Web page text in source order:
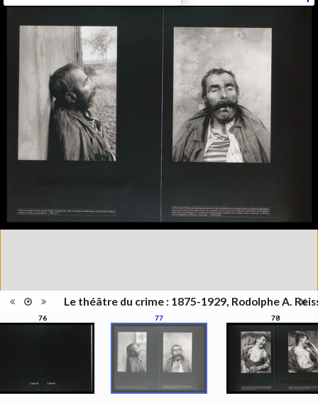
Le théâtre du crime : 1875-1929, Rodolphe A.
76 77 78
Presses polytechniques et
Lausanne
2009
Information
Publié à l'occasion de
l'exposition : "Le théâtre du
crime - Photographies de
Rodolphe A. Reiss", Musée de
l'Elysée, Lausanne, 27 juin - 25
octobre 2009
Information
images
Noir & Blanc
ISBN/ISSN
ISBN 9782880748241